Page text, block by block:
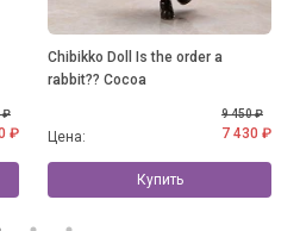
₽
₽
Chibikko Doll Is the order a
rabbit?? Cocoa
Цена:
9 450 ₽
7 430 ₽
Купить